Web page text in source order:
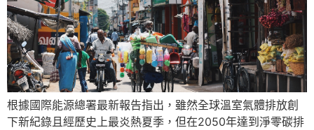
根據國際能源總署最新報告指出，雖然全球溫室氣體排放創
下新紀錄且經歷史上最炎熱夏季，但在2050年達到淨零碳排